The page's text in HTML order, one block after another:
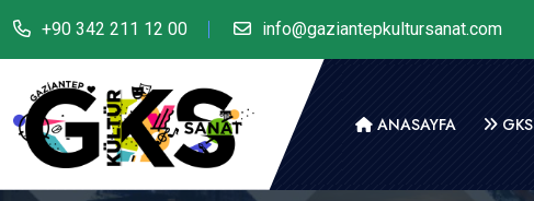
+90 342 211 12 00 info@gaziantepkultursanat.com
ANASAYFA GKS